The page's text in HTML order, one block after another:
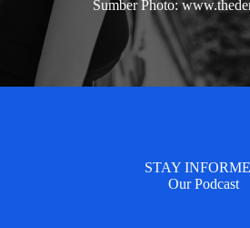
Sumber Photo:
STAY
Our Podcast